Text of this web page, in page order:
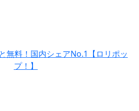
無料！国内シェアNo.1【ロリポッ
プ！】